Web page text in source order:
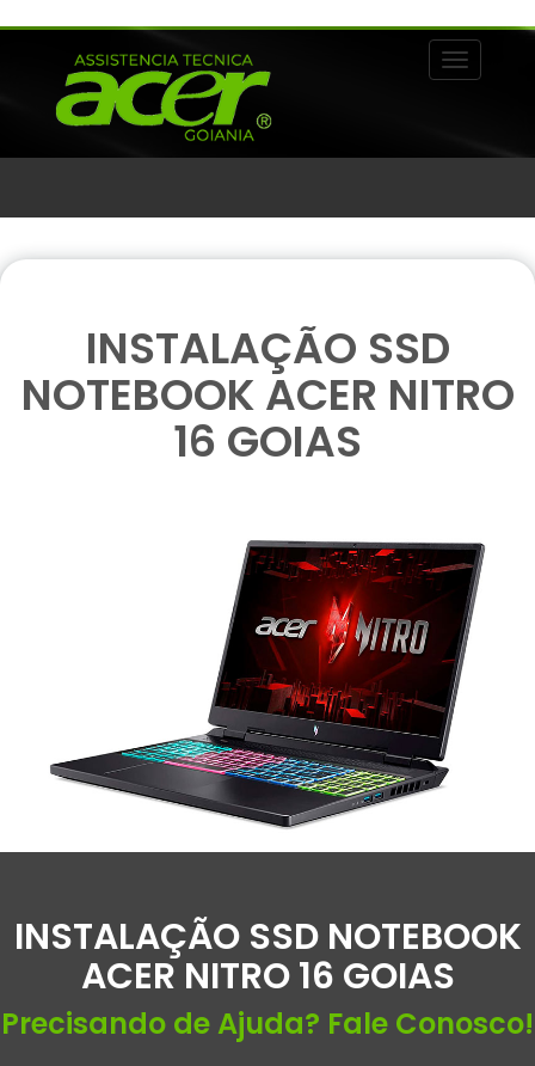
Alternar
INSTALAÇÃO SSD
NOTEBOOK ACER NITRO
16 GOIAS
INSTALAÇÃO SSD NOTEBOOK
ACER NITRO 16 GOIAS
Precisando de Ajuda? Fale Conosco!